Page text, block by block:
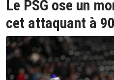
Le PSG ose un
cet attaquant à